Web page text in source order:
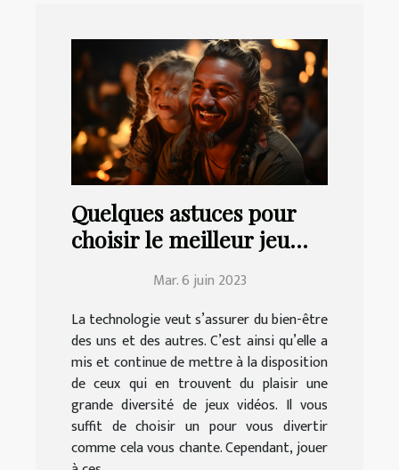
Quelques astuces pour
choisir le meilleur jeu
Mar. 6 juin 2023
La technologie veut s’assurer du bien-être
des uns et des autres. C’est ainsi qu’elle a
mis et continue de mettre à la disposition
de ceux qui en trouvent du plaisir une
grande diversité de jeux vidéos. Il vous
suffit de choisir un pour vous divertir
comme cela vous chante. Cependant, jouer